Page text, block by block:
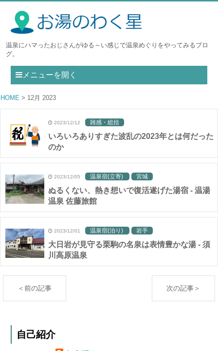
温泉にハマったおじさんがゆる～い感じで温泉めぐりをやってみるブロ
グ。
メニューを開く
HOME 12月 2023
2023/12/12 雑感・総括
いろいろありすぎた波乱の2023年とは何だった
のか
2023/12/05 温泉宿(立寄) 宮城
ぬるくない、熱き想いで復活遂げた湯宿 - 温湯
温泉 佐藤旅館
2023/12/01 温泉宿(泊り) 岩手
大日岩が見守る栗駒の名泉は表情豊かな湯 - 須
川高原温泉
＜前の記事 次の記事＞
自己紹介